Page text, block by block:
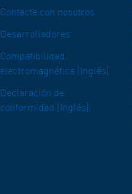
Contacte con nosotros
Desarrolladores
Compatibilidad
electromagnética (Inglés)
Declaración de
conformidad (Inglés)